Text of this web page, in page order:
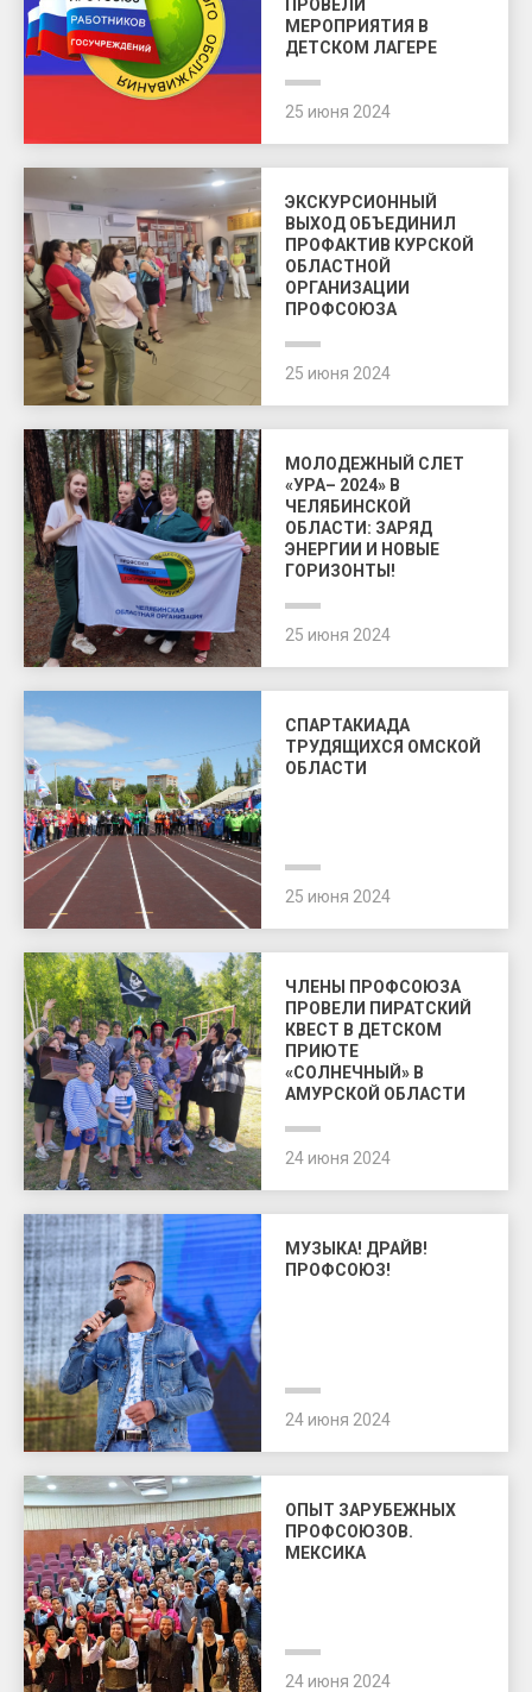
ПРОВЕЛИ
МЕРОПРИЯТИЯ В
ДЕТСКОМ ЛАГЕРЕ
25 июня 2024
ЭКСКУРСИОННЫЙ
ВЫХОД ОБЪЕДИНИЛ
ПРОФАКТИВ КУРСКОЙ
ОБЛАСТНОЙ
ОРГАНИЗАЦИИ
ПРОФСОЮЗА
25 июня 2024
МОЛОДЕЖНЫЙ СЛЕТ
«УРА– 2024» В
ЧЕЛЯБИНСКОЙ
ОБЛАСТИ: ЗАРЯД
ЭНЕРГИИ И НОВЫЕ
ГОРИЗОНТЫ!
25 июня 2024
СПАРТАКИАДА
ТРУДЯЩИХСЯ ОМСКОЙ
ОБЛАСТИ
25 июня 2024
ЧЛЕНЫ ПРОФСОЮЗА
ПРОВЕЛИ ПИРАТСКИЙ
КВЕСТ В ДЕТСКОМ
ПРИЮТЕ
«СОЛНЕЧНЫЙ» В
АМУРСКОЙ ОБЛАСТИ
24 июня 2024
МУЗЫКА! ДРАЙВ!
ПРОФСОЮЗ!
24 июня 2024
ОПЫТ ЗАРУБЕЖНЫХ
ПРОФСОЮЗОВ.
МЕКСИКА
24 июня 2024